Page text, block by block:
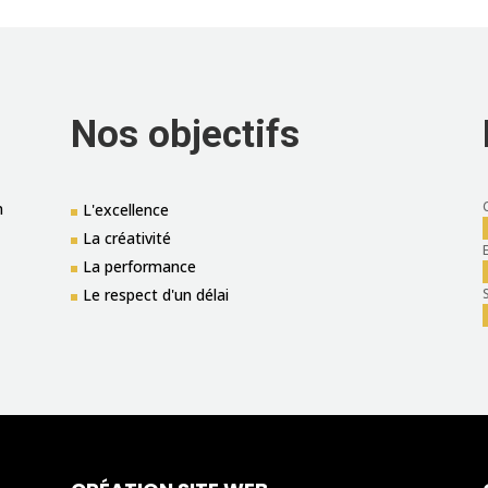
Nos objectifs
L'excellence
La créativité
La performance
Le respect d'un délai